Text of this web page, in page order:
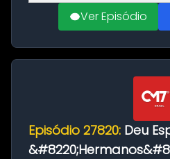
Ver Episódio
Episódio 27820: Deu